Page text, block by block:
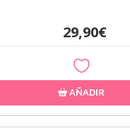
29,90€
AÑADIR